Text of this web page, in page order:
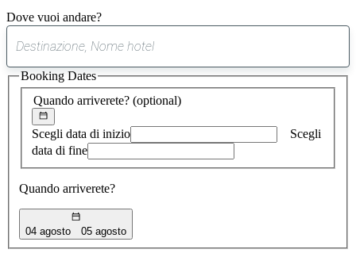
Dove vuoi andare?
suggerimento
trovato
Quando arriverete? (optional)
Scegli data di inizio
Scegli
data di fine
Quando arriverete?
04 agosto 05 agosto
Booking Dates